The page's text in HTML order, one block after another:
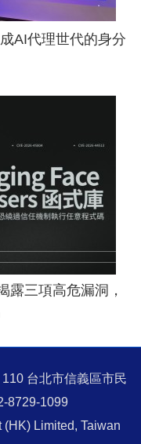
AI代理世代的身分
露三項高危漏洞，
台北市信義區市民
8729-1099
Limited, Taiwan